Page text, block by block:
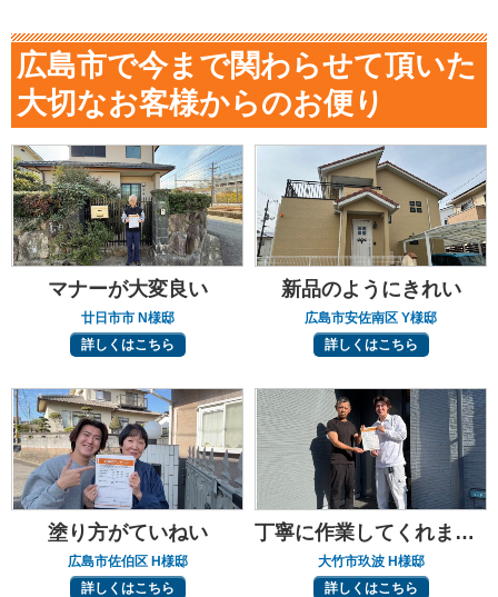
広島市で今まで関わらせて頂いた
大切なお客様からのお便り
マナーが大変良い
廿日市市 N様邸
詳しくはこちら
新品のようにきれい
広島市安佐南区 Y様邸
詳しくはこちら
塗り方がていねい
広島市佐伯区 H様邸
詳しくはこちら
丁寧に作業してくれました
大竹市玖波 H様邸
詳しくはこちら